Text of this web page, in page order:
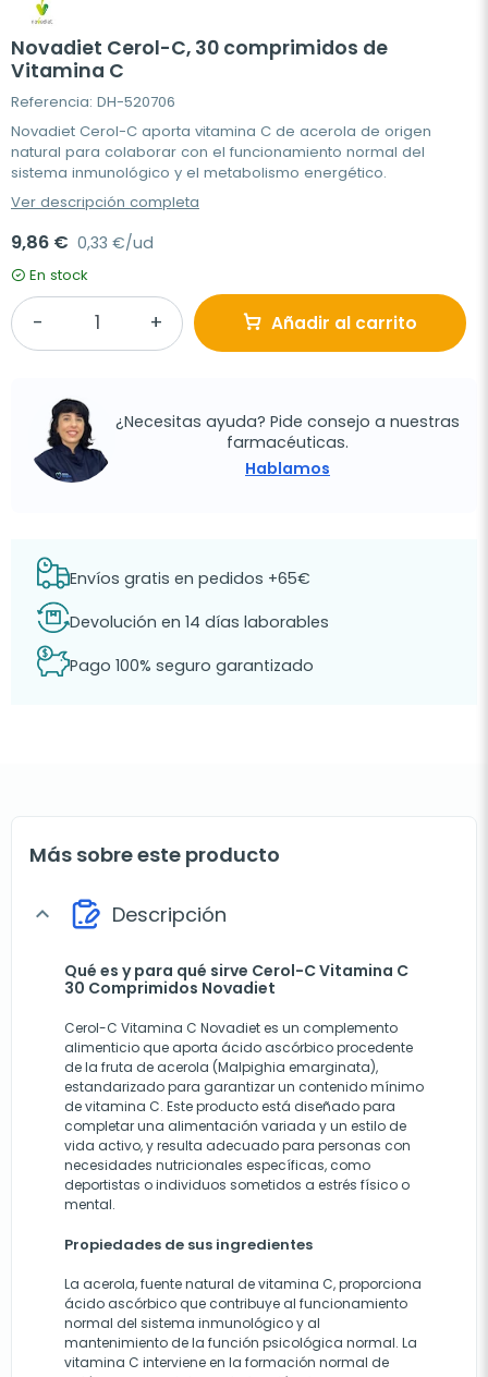
Novadiet Cerol-C, 30 comprimidos de
Vitamina C
Referencia: DH-520706
Novadiet Cerol-C aporta vitamina C de acerola de origen
natural para colaborar con el funcionamiento normal del
sistema inmunológico y el metabolismo energético.
Ver descripción completa
9,86 € 0,33 €/ud
En stock
Añadir al carrito
¿Necesitas ayuda? Pide consejo a nuestras
farmacéuticas.
Hablamos
Envíos gratis en pedidos +65€
Devolución en 14 días laborables
Pago 100% seguro garantizado
Más sobre este producto
expand_more Descripción
Qué es y para qué sirve Cerol-C Vitamina C
30 Comprimidos Novadiet
Cerol-C Vitamina C Novadiet es un complemento
alimenticio que aporta ácido ascórbico procedente
de la fruta de acerola (Malpighia emarginata),
estandarizado para garantizar un contenido mínimo
de vitamina C. Este producto está diseñado para
completar una alimentación variada y un estilo de
vida activo, y resulta adecuado para personas con
necesidades nutricionales específicas, como
deportistas o individuos sometidos a estrés físico o
mental.
Propiedades de sus ingredientes
La acerola, fuente natural de vitamina C, proporciona
ácido ascórbico que contribuye al funcionamiento
normal del sistema inmunológico y al
mantenimiento de la función psicológica normal. La
vitamina C interviene en la formación normal de